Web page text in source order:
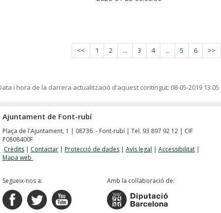
<< 1 2 ... 3 4 ... 5 6 >>
i hora de la darrera actualització d'aquest contingut: 08-05-2019 13:05
Ajuntament de Font-rubí
Plaça de l'Ajuntament, 1 | 08736 - Font-rubí | Tel. 93 897 92 12 | CIF
P0808400F
Crèdits | Contactar | Protecció de dades | Avís legal | Accessibilitat |
Mapa web
Segueix-nos a: Amb la col·laboració de: